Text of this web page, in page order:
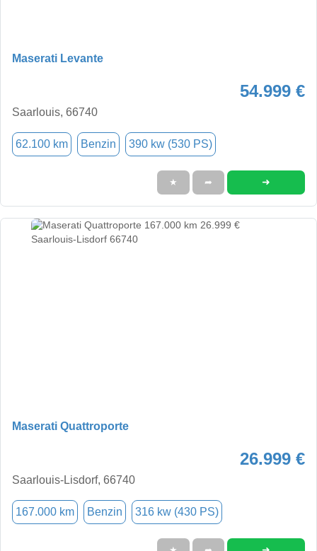
Maserati Levante
54.999 €
Saarlouis, 66740
62.100 km Benzin 390 kw (530 PS)
★ ➦ ➜
Maserati Quattroporte
26.999 €
Saarlouis-Lisdorf, 66740
167.000 km Benzin 316 kw (430 PS)